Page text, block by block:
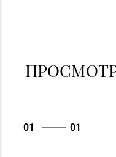
01 01